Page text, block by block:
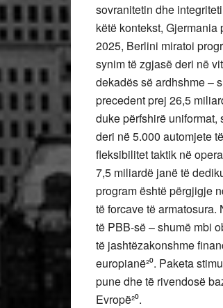
sovranitetin dhe
këtë kontekst,
2025, Berlini miratoi
synim të zgjasë deri në
dekadës së ardhshme –
precedent prej 26,5
duke përfshirë
deri në 5.000 automjete
fleksibilitet taktik në
7,5 miliardë janë të
program është përgjigje
të forcave të
të PBB-së – shumë mbi
të jashtëzakonshme
europianë²⁰. Paketa
pune dhe të rivendosë
Evropë²⁰.